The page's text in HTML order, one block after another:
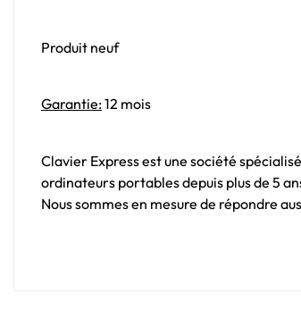
Produit neuf
Garantie:12 mois
Clavier Express est une société
ordinateurs portables depuis plus de 5
Nous sommes en mesure de répondre